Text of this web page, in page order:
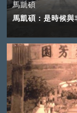
馬凱碩
馬凱碩：是時候與